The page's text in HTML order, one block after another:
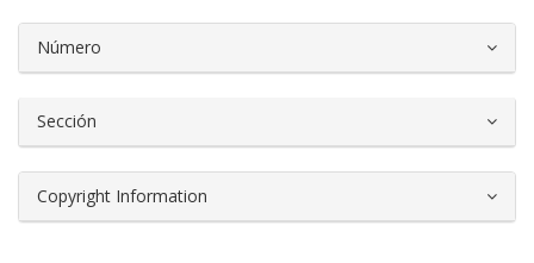
Número
Sección
Copyright Information